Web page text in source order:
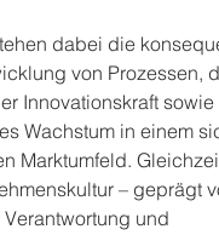
dabei die
von Prozessen,
Innovationskraft sowie
Wachstum in einem
Marktumfeld.
– geprägt
Verantwortung und